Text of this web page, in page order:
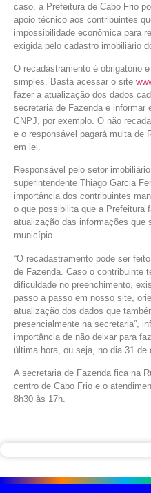
caso, a Prefeitura de Cabo Frio
apoio técnico aos contribuintes
impossibilidade econômica para
exigida pelo cadastro imobiliário
O recadastramento é obrigatório
simples. Basta acessar o site
fazer a atualização dos dados
secretaria de Fazenda e informar
CNPJ, por exemplo. O não
e o responsável pagará multa de
em lei.
Responsável pelo setor
superintendente Thiago Garcia
importância dos contribuintes
o que possibilita que a Prefeitura
atualização das informações que
município.
“O recadastramento pode ser
de Fazenda. Caso o contribuinte
dificuldade no preenchimento,
passo a passo em nosso site,
atualização dos dados que
presencialmente na secretaria”,
importância de não deixar para
última hora, ou seja, no dia 31 de
A secretaria de Fazenda fica na
centro de Cabo Frio e o
8h30 às 17h.